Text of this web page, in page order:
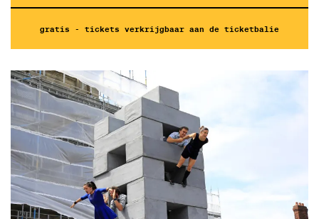
gratis - tickets verkrijgbaar aan de ticketbalie